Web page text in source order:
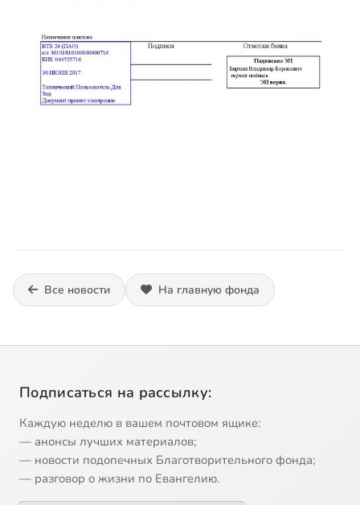
Все новости На главную фонда
Подписаться на рассылку:
Каждую неделю в вашем почтовом ящике:
— анонсы лучших материалов;
— новости подопечных Благотворительного фонда;
— разговор о жизни по Евангелию.